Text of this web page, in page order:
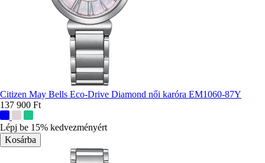
Citizen May Bells Eco-Drive Diamond női karóra EM1060-87Y
137 900 Ft
színek:
Lépj be 15% kedvezményért